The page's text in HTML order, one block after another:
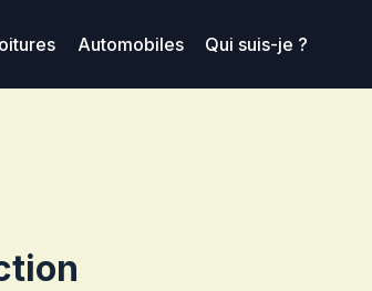
Automobiles Qui suis-je ?